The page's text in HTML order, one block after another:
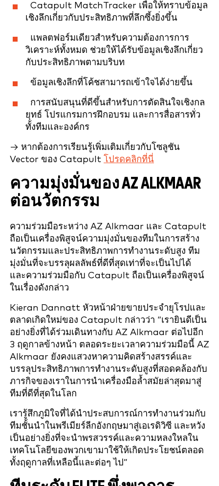
Catapult MatchTracker เพื่อให้ทราบข้อมูล
เชิงลึกเกี่ยวกับประสิทธิภาพที่ลึกซึ้งยิ่งขึ้น
แพลตฟอร์มเดียวสำหรับความต้องการการ
วิเคราะห์ทั้งหมด ช่วยให้ได้รับข้อมูลเชิงลึกเกี่ยว
กับประสิทธิภาพตามบริบท
ข้อมูลเชิงลึกที่โค้ชสามารถเข้าใจได้ง่ายขึ้น
การสนับสนุนที่ดีขึ้นสำหรับการตัดสินใจเชิงกล
ยุทธ์ โปรแกรมการฝึกอบรม และการสื่อสารทั่ว
ทั้งทีมและองค์กร
→ หากต้องการเรียนรู้เพิ่มเติมเกี่ยวกับโซลูชัน
Vector ของ Catapult โปรดคลิกที่นี่
ความมุ่งมั่นของ AZ ALKMAAR
ต่อนวัตกรรม
ความร่วมมือระหว่าง AZ Alkmaar และ Catapult
ถือเป็นเครื่องพิสูจน์ความมุ่งมั่นของทีมในการสร้าง
นวัตกรรมและประสิทธิภาพการทำงานระดับสูง ทีม
มุ่งมั่นที่จะบรรลุผลลัพธ์ที่ดีที่สุดเท่าที่จะเป็นไปได้
และความร่วมมือกับ Catapult ถือเป็นเครื่องพิสูจน์
ในเรื่องดังกล่าว
Kieran Dannatt หัวหน้าฝ่ายขายประจำยุโรปและ
ตลาดเกิดใหม่ของ Catapult กล่าวว่า “เรายินดีเป็น
อย่างยิ่งที่ได้ร่วมเดินทางกับ AZ Alkmaar ต่อไปอีก
3 ฤดูกาลข้างหน้า ตลอดระยะเวลาความร่วมมือนี้ AZ
Alkmaar ยังคงแสวงหาความคิดสร้างสรรค์และ
บรรลุประสิทธิภาพการทำงานระดับสูงที่สอดคล้องกับ
ภารกิจของเราในการนำเครื่องมือล้ำสมัยล่าสุดมาสู่
ทีมที่ดีที่สุดในโลก
เรารู้สึกภูมิใจที่ได้นำประสบการณ์การทำงานร่วมกับ
ทีมชั้นนำในพรีเมียร์ลีกอังกฤษมาสู่เอเรดิวิซี และหวัง
เป็นอย่างยิ่งที่จะนำพรสวรรค์และความหลงใหลใน
เทคโนโลยีของพวกเขามาใช้ให้เกิดประโยชน์ตลอด
ทั้งฤดูกาลที่เหลือนี้และต่อๆ ไป”